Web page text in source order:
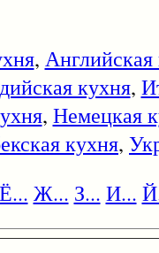
, Английская
кухня,
, Немецкая
кухня,
Ж... З... И...